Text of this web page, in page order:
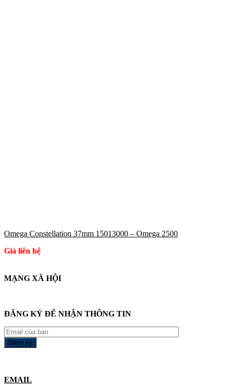
Omega Constellation 37mm 15013000 – Omega 2500
Giá liên hệ
MẠNG XÃ HỘI
ĐĂNG KÝ ĐỂ NHẬN THÔNG TIN
EMAIL